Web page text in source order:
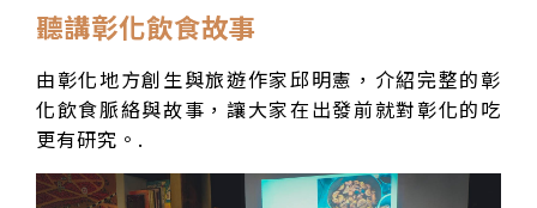
聽講彰化飲食故事
由彰化地方創生與旅遊作家邱明憲，介紹完整的彰
化飲食脈絡與故事，讓大家在出發前就對彰化的吃
更有研究。.